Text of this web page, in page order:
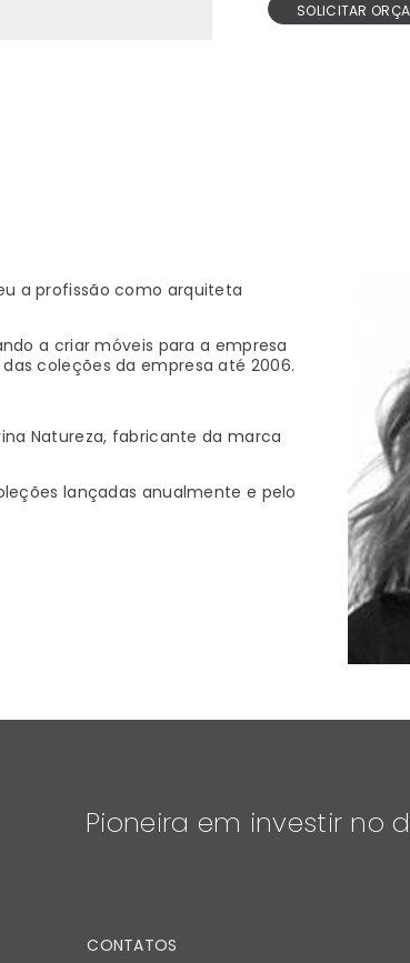
SOLICITAR
a profissão como arquiteta
a criar móveis para a empresa
coleções da empresa até 2006.
Natureza, fabricante da marca
lançadas anualmente e pelo
Pioneira em investir no
CONTATOS